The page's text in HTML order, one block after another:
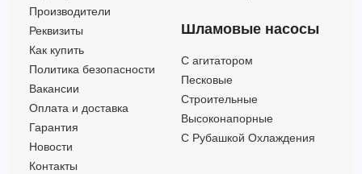
Производители
Реквизиты
Как купить
Политика безопасности
Вакансии
Оплата и доставка
Гарантия
Новости
Контакты
Шламовые насосы
C агитатором
Песковые
Строительные
Высоконапорные
С Рубашкой Охлаждения